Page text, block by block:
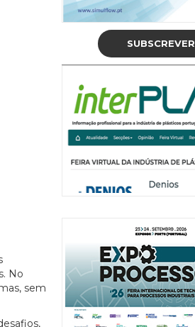
No
sem
SUBSCREVER